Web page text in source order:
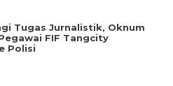
Tugas Jurnalistik, Oknum
FIF Tangcity
Polisi